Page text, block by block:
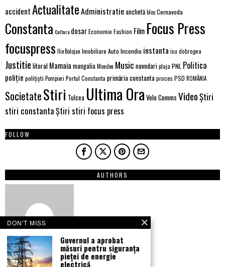
accidentActualitateAdministratieanchetăblocCernavoda
Constanta Cultura dosarEconomie Fashion Film Focus Press
focuspress Ilie Bolojan Imobiliare Auto Incendiu instanta isu dobrogea
Justitie litoral Mamaia mangaliaMonden Music navodariplaja PNL Politica
poliție polițiști Pompieri Portul Constanta primăria constantaproces PSD ROMÂNIA
SocietateStiri Tulcea Ultima Ora Velo Comms VideoȘtiri
stiri constantaȘtiri stiri focus press
FOLLOW
AUTHORS
DON'T MISS
Guvernul a aprobat
măsuri pentru siguranța
pieței de energie
electrică